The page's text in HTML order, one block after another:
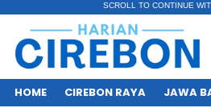
SCROLL TO CONTINUE
HOME CIREBON RAYA JAWA